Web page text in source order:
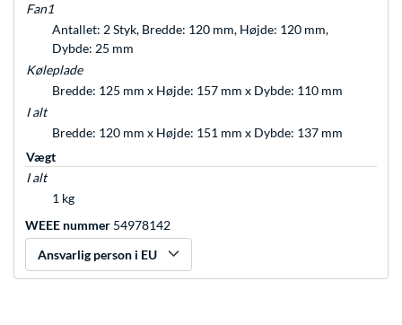
Fan1
Antallet: 2 Styk, Bredde: 120 mm, Højde: 120 mm,
Dybde: 25 mm
Køleplade
Bredde: 125 mm x Højde: 157 mm x Dybde: 110 mm
I alt
Bredde: 120 mm x Højde: 151 mm x Dybde: 137 mm
Vægt
I alt
1 kg
WEEE nummer 54978142
Ansvarlig person i EU